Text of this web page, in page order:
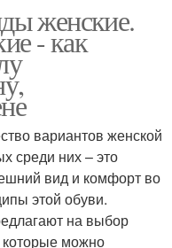
женские.
- как
вариантов женской
среди них – это
вид и комфорт во
этой обуви.
на выбор
можно